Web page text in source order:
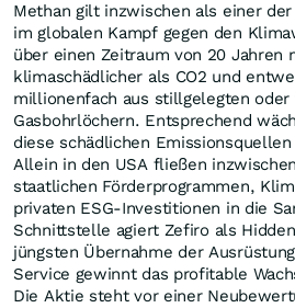
Methan gilt inzwischen als einer
im globalen Kampf gegen den
über einen Zeitraum von 20 Jahren
klimaschädlicher als CO2 und
millionenfach aus stillgelegten
Gasbohrlöchern. Entsprechend
diese schädlichen
Allein in den USA fließen
staatlichen Förderprogrammen,
privaten ESG-Investitionen in die
Schnittstelle agiert Zefiro als
jüngsten Übernahme der
Service gewinnt das profitable
Die Aktie steht vor einer